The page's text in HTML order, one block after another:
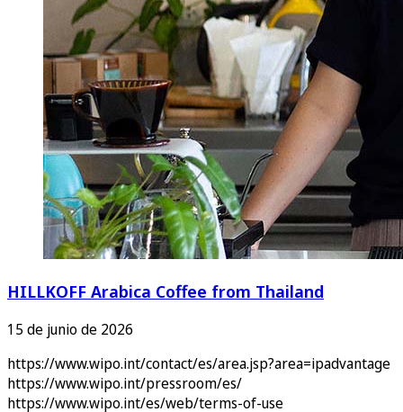
HILLKOFF Arabica Coffee from Thailand
15 de junio de 2026
https://www.wipo.int/contact/es/area.jsp?area=ipadvantage
https://www.wipo.int/pressroom/es/
https://www.wipo.int/es/web/terms-of-use